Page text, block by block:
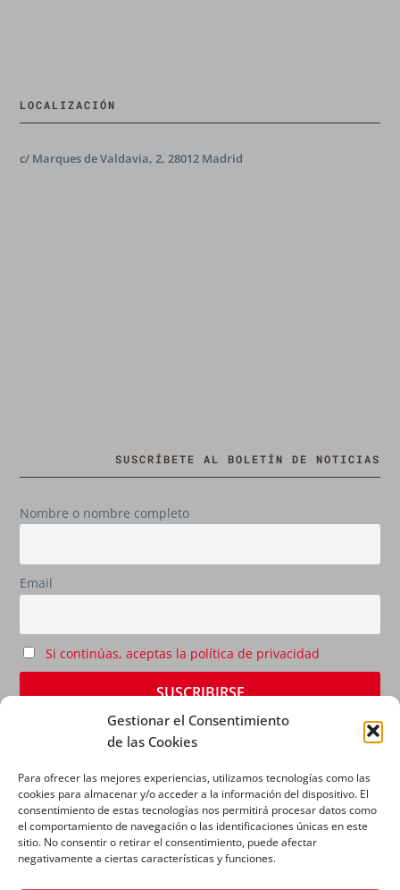
Gestionar el Consentimiento
de las Cookies
Para ofrecer las mejores experiencias, utilizamos tecnologías como las
cookies para almacenar y/o acceder a la información del dispositivo. El
consentimiento de estas tecnologías nos permitirá procesar datos como
el comportamiento de navegación o las identificaciones únicas en este
sitio. No consentir o retirar el consentimiento, puede afectar
negativamente a ciertas características y funciones.
LOCALIZACIÓN
c/ Marques de Valdavia, 2, 28012 Madrid
SUSCRÍBETE AL BOLETÍN DE NOTICIAS
Nombre o nombre completo
Email
Si continúas, aceptas la política de privacidad
AVISO LEGAL|POLÍTICA DE PRIVACIDAD|